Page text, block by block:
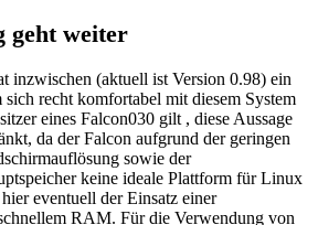
geht weiter
inzwischen (aktuell ist Version 0.98) ein
recht komfortabel mit diesem System
eines Falcon030 gilt , diese Aussage
da der Falcon aufgrund der geringen
sowie der
keine ideale Plattform für Linux
eventuell der Einsatz einer
RAM. Für die Verwendung von